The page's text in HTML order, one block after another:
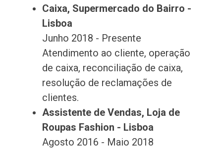
Caixa, Supermercado do Bairro -
Lisboa
Junho 2018 - Presente
Atendimento ao cliente, operação
de caixa, reconciliação de caixa,
resolução de reclamações de
clientes.
Assistente de Vendas, Loja de
Roupas Fashion - Lisboa
Agosto 2016 - Maio 2018